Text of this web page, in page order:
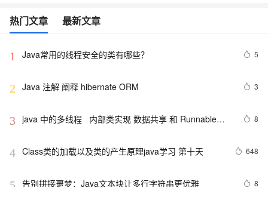
热门文章 最新文章
1 Java常用的线程安全的类有哪些？ 5
2 Java 注解 阐释 hibernate ORM 3
3 java 中的多线程   内部类实现 数据共享 和 Runnable实
8
4 Class类的加载以及类的产生原理java学习 第十天 648
5 8